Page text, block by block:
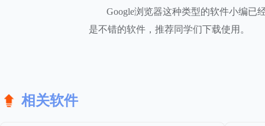
Google浏览器这种类型的软件小编已
是不错的软件，推荐同学们下载使用。
相关软件